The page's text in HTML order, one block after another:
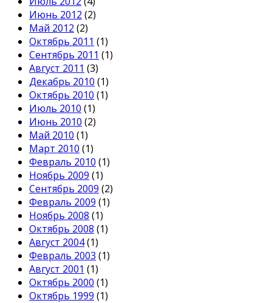
Июнь 2012 (2)
Май 2012 (2)
Октябрь 2011 (1)
Сентябрь 2011 (1)
Август 2011 (3)
Декабрь 2010 (1)
Октябрь 2010 (1)
Июль 2010 (1)
Июнь 2010 (2)
Май 2010 (1)
Март 2010 (1)
Февраль 2010 (1)
Ноябрь 2009 (1)
Сентябрь 2009 (2)
Февраль 2009 (1)
Ноябрь 2008 (1)
Октябрь 2008 (1)
Август 2004(1)
Февраль 2003 (1)
Август 2001 (1)
Октябрь 2000 (1)
Октябрь 1999 (1)